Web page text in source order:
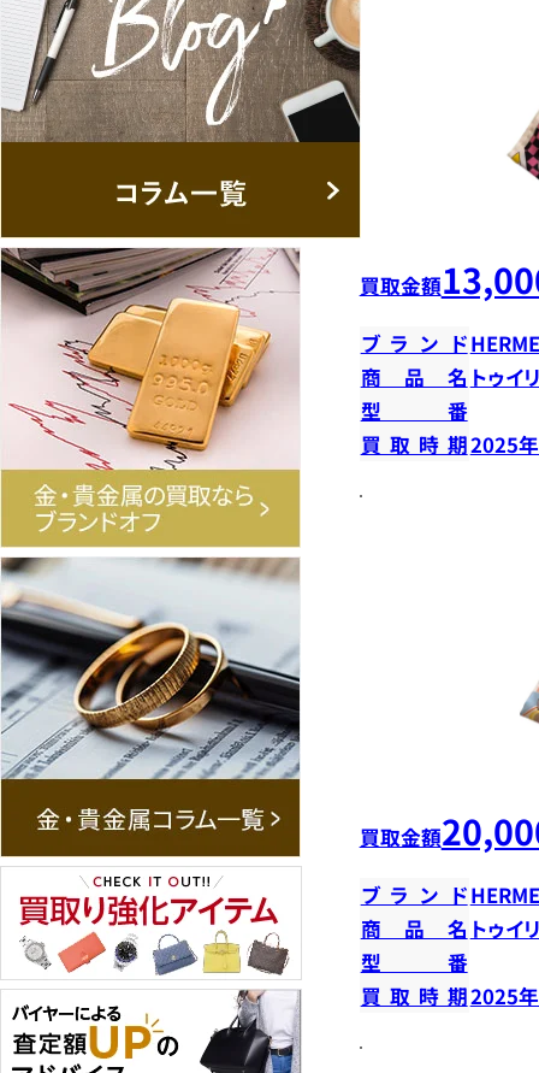
買取金額
ブランド
商品名 トゥイ
型番
買取時期2025
買取金額
ブランド
商品名 トゥイ
型番
買取時期2025